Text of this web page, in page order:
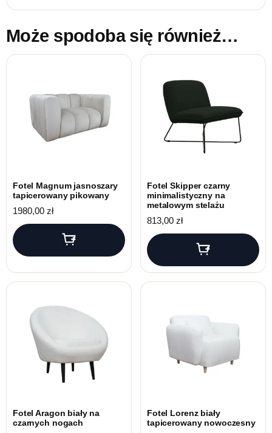
Może spodoba się również…
Fotel Magnum jasnoszary
tapicerowany pikowany
1980,00 zł
Fotel Skipper czarny
minimalistyczny na
metalowym stelażu
813,00 zł
Fotel Aragon biały na
czarnych nogach
Fotel Lorenz biały
tapicerowany nowoczesny